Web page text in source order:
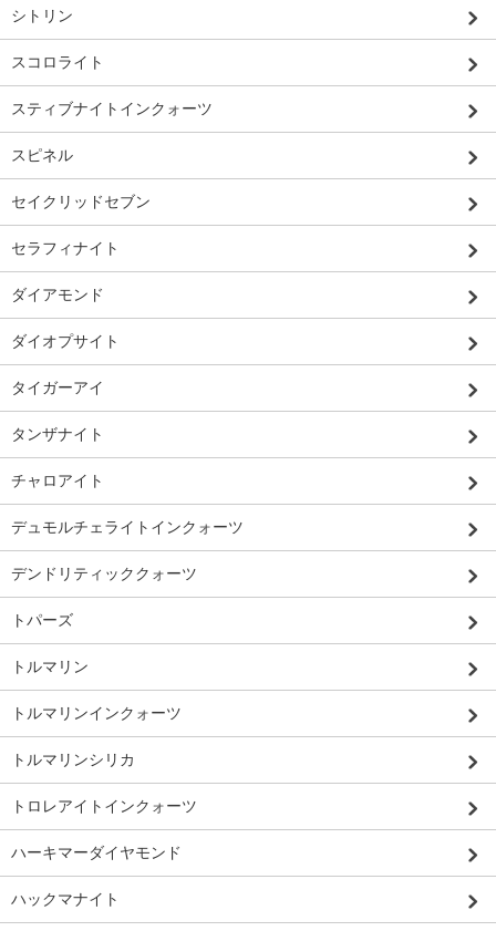
シトリン
スコロライト
スティブナイトインクォーツ
スピネル
セイクリッドセブン
セラフィナイト
ダイアモンド
ダイオプサイト
タイガーアイ
タンザナイト
チャロアイト
デュモルチェライトインクォーツ
デンドリティッククォーツ
トパーズ
トルマリン
トルマリンインクォーツ
トルマリンシリカ
トロレアイトインクォーツ
ハーキマーダイヤモンド
ハックマナイト